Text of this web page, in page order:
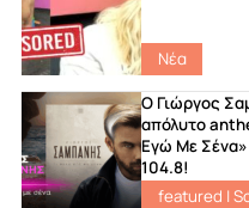
Νέα
Ο Γιώργος
απόλυτο
Εγώ Με
104.8!
featured |